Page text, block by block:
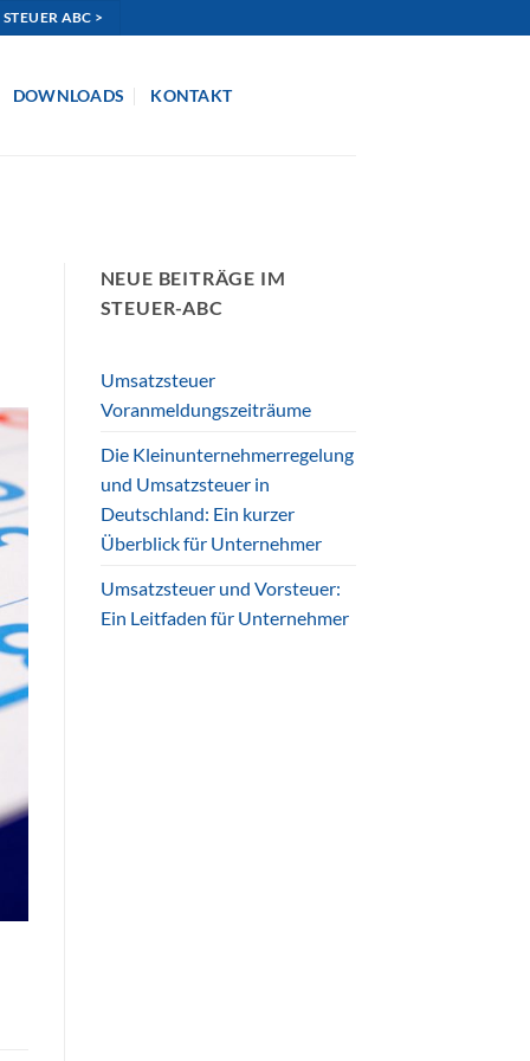
ABC >
DOWNLOADS KONTAKT
NEUE BEITRÄGE IM
STEUER-ABC
Umsatzsteuer
Voranmeldungszeiträume
Die Kleinunternehmerregelung
und Umsatzsteuer in
Deutschland: Ein kurzer
Überblick für Unternehmer
Umsatzsteuer und Vorsteuer:
Ein Leitfaden für Unternehmer